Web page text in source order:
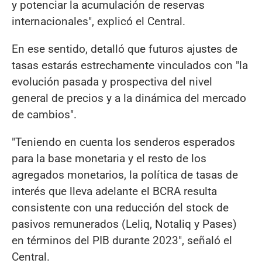
y potenciar la acumulación de reservas
internacionales", explicó el Central.
En ese sentido, detalló que futuros ajustes de
tasas estarás estrechamente vinculados con "la
evolución pasada y prospectiva del nivel
general de precios y a la dinámica del mercado
de cambios".
"Teniendo en cuenta los senderos esperados
para la base monetaria y el resto de los
agregados monetarios, la política de tasas de
interés que lleva adelante el BCRA resulta
consistente con una reducción del stock de
pasivos remunerados (Leliq, Notaliq y Pases)
en términos del PIB durante 2023", señaló el
Central.